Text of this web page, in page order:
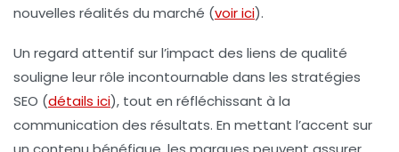
nouvelles réalités du marché (voir ici).
Un regard attentif sur l’impact des liens de qualité
souligne leur rôle incontournable dans les stratégies
SEO (détails ici), tout en réfléchissant à la
communication des résultats. En mettant l’accent sur